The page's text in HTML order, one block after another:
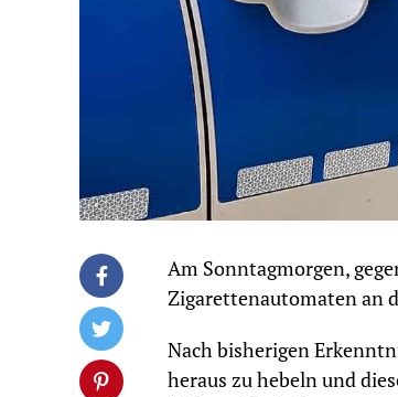
Am Sonntagmorgen,
Zigarettenautomaten an
Nach bisherigen
heraus zu hebeln und